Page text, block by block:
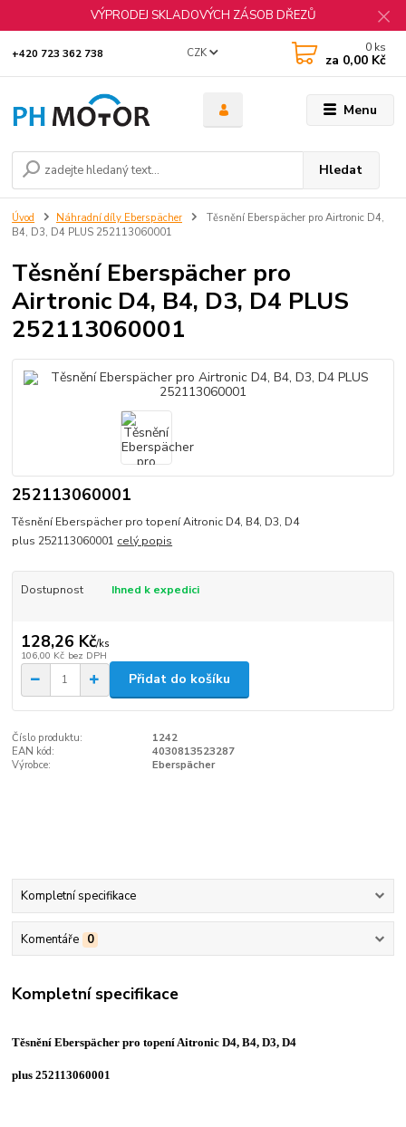
VÝPRODEJ SKLADOVÝCH ZÁSOB DŘEZŮ
Menu
CZK
Hledat
+420 723 362 738 0 ks
za 0,00 Kč
Úvod Náhradní díly Eberspächer
Těsnění Eberspächer pro Airtronic D4,
B4, D3, D4 PLUS 252113060001
Těsnění Eberspächer pro
Airtronic D4, B4, D3, D4 PLUS
252113060001
252113060001
Těsnění Eberspächer pro topení Aitronic D4, B4, D3, D4
plus 252113060001 celý popis
Dostupnost Ihned k expedici
128,26 Kč/ks
106,00 Kč bez DPH
Přidat do košíku
Číslo produktu:
1242
EAN kód:
4030813523287
Výrobce:
Eberspächer
Kompletní specifikace
Komentáře 0
Kompletní specifikace
Těsnění Eberspächer pro topení Aitronic D4, B4, D3, D4
plus 252113060001